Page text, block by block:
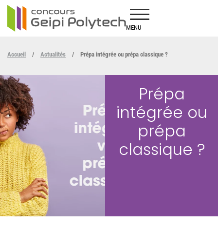
MENU
Accueil / Actualités / Prépa intégrée ou prépa classique ?
Prépa
intégrée ou
prépa
classique ?